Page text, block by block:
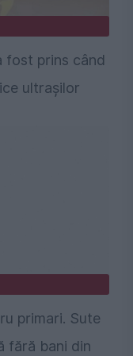
fost prins când
ultrașilor
primari. Sute
fără bani din